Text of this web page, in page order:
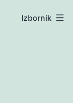
Izbornik